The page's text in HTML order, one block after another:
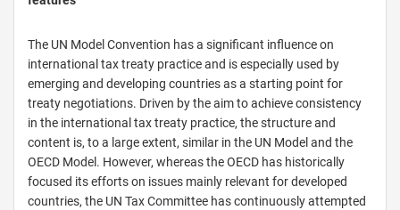
The UN Model Convention has a significant influence on
international tax treaty practice and is especially used by
emerging and developing countries as a starting point for
treaty negotiations. Driven by the aim to achieve consistency
in the international tax treaty practice, the structure and
content is, to a large extent, similar in the UN Model and the
OECD Model. However, whereas the OECD has historically
focused its efforts on issues mainly relevant for developed
countries, the UN Tax Committee has continuously attempted